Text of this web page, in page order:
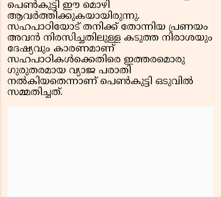
പെൺകുട്ടി ഈ മൊഴി
ആവർത്തിക്കുകയായിരുന്നു.
സഹപാഠിയോട് തനിക്ക് തോന്നിയ പ്രണയം
അവൻ നിരസിച്ചതിലുള്ള കടുത്ത നിരാശയും
ദേഷ്യവും കാരണമാണ്
സഹപാഠികൾക്കെതിരെ ഇത്തരമൊരു
ഗുരുതരമായ വ്യാജ പരാതി
നൽകിയതെന്നാണ് പെൺകുട്ടി ഒടുവിൽ
സമ്മതിച്ചത്.